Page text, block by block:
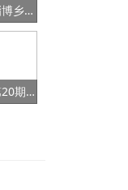
【影淄·微纪录】淄博乡村女书记的“变形记”
【影淄·微纪录】第20期：战“疫”老将刘景春